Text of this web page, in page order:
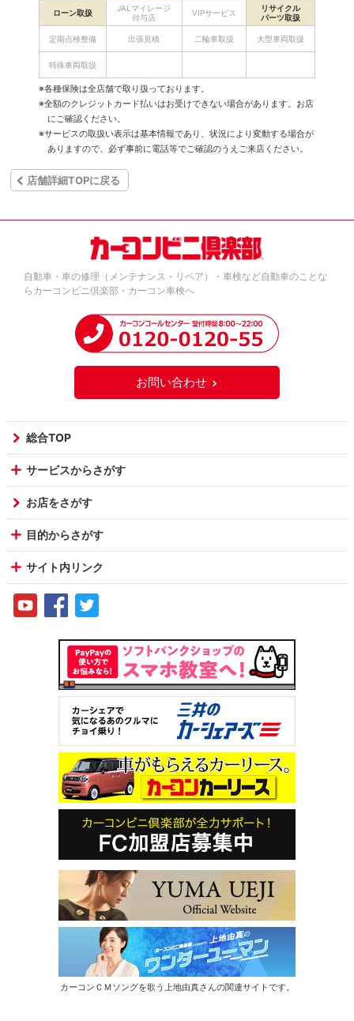
ローン取扱
JALマイレージ
付与店
VIPサービス
リサイクル
パーツ取扱
定期点検整備 出張見積 二輪車取扱 大型車両取扱
特殊車両取扱
※各種保険は全店舗で取り扱っております。
※全額のクレジットカード払いはお受けできない場合があります。お店
にご確認ください。
※サービスの取扱い表示は基本情報であり、状況により変動する場合が
ありますので、必ず事前に電話等でご確認のうえご来店ください。
店舗詳細TOPに戻る
自動車・車の修理（メンテナンス・リペア）・車検など自動車のことな
らカーコンビニ倶楽部・カーコン車検へ
お問い合わせ
総合TOP
サービスからさがす
お店をさがす
目的からさがす
サイト内リンク
カーコンＣＭソングを歌う上地由真さんの関連サイトです。